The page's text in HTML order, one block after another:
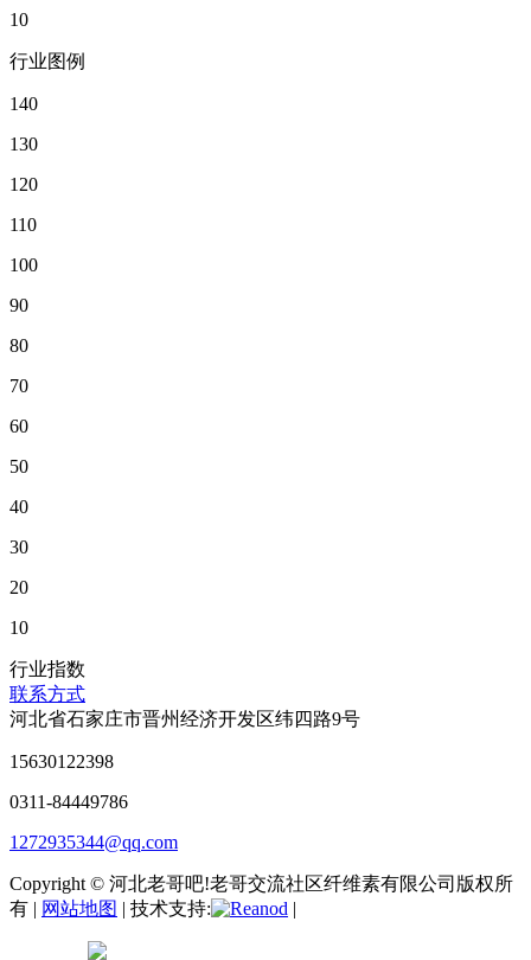
10
行业图例
140
130
120
110
100
90
80
70
60
50
40
30
20
10
行业指数
联系方式
河北省石家庄市晋州经济开发区纬四路9号
15630122398
0311-84449786
1272935344@qq.com
Copyright © 河北老哥吧!老哥交流社区纤维素有限公司版权所
有 | 网站地图 | 技术支持: |